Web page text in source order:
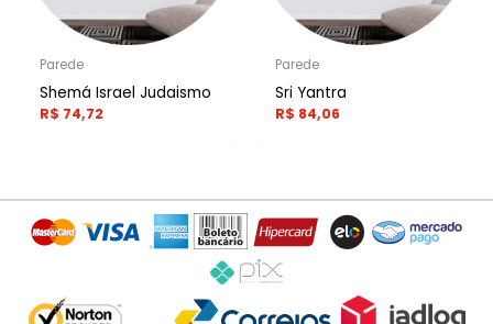
Parede
Shemá Israel Judaismo
R$ 74,72
Parede
Sri Yantra
R$ 84,06